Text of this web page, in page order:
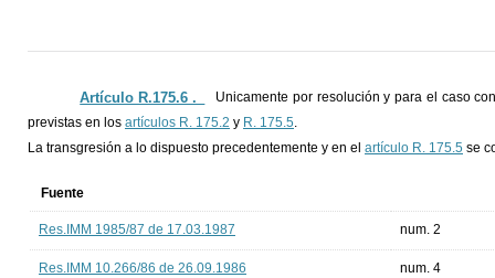
Artículo R.175.6 ._
Unicamente por resolución y para el caso
previstas en los artículos R. 175.2 y R. 175.5.
La transgresión a lo dispuesto precedentemente y en el artículo R. 175.5 se
Fuente
Res.IMM 1985/87 de 17.03.1987 num. 2
Res.IMM 10.266/86 de 26.09.1986 num. 4